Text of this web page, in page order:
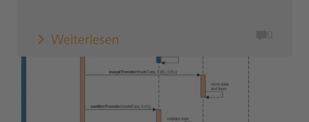
Weiterlesen